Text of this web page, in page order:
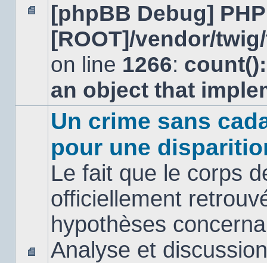
Aucun
message
non
[phpBB Debug]
[ROOT]/vendor/
on line 1266:
an object that
Un crime sans
pour une
Le fait que le corps
officiellement
hypothèses
Analyse et